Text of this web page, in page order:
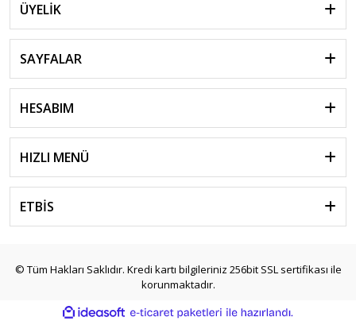
ÜYELİK
SAYFALAR
HESABIM
HIZLI MENÜ
ETBİS
© Tüm Hakları Saklıdır. Kredi kartı bilgileriniz 256bit SSL sertifikası ile
korunmaktadır.
ideasoft e-